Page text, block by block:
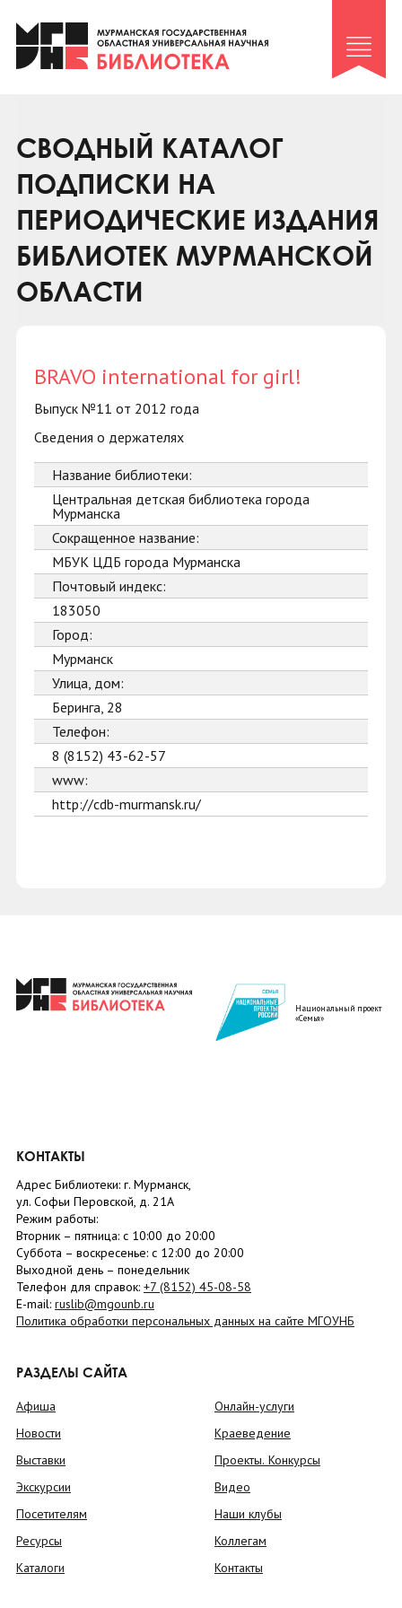
Клуб «Гиря и сельдерей»
Клуб «Семейный архив»
Коллегам
Контакты
СВОДНЫЙ КАТАЛОГ
ПОДПИСКИ НА
ПЕРИОДИЧЕСКИЕ ИЗДАНИЯ
БИБЛИОТЕК МУРМАНСКОЙ
ОБЛАСТИ
BRAVO international for girl!
Выпуск №11 от 2012 года
Сведения о держателях
Название библиотеки:
Центральная детская библиотека города
Мурманска
Сокращенное название:
МБУК ЦДБ города Мурманска
Почтовый индекс:
183050
Город:
Мурманск
Улица, дом:
Беринга, 28
Телефон:
8 (8152) 43-62-57
www:
http://cdb-murmansk.ru/
Национальный проект
«Семья»
КОНТАКТЫ
Адрес Библиотеки: г. Мурманск,
ул. Софьи Перовской, д. 21А
Режим работы:
Вторник – пятница: с 10:00 до 20:00
Суббота – воскресенье: c 12:00 до 20:00
Выходной день – понедельник
Телефон для справок: +7 (8152) 45-08-58
E-mail: ruslib@mgounb.ru
Политика обработки персональных данных на сайте МГОУНБ
РАЗДЕЛЫ САЙТА
Афиша
Новости
Выставки
Экскурсии
Посетителям
Ресурсы
Каталоги
Онлайн-услуги
Краеведение
Проекты. Конкурсы
Видео
Наши клубы
Коллегам
Контакты